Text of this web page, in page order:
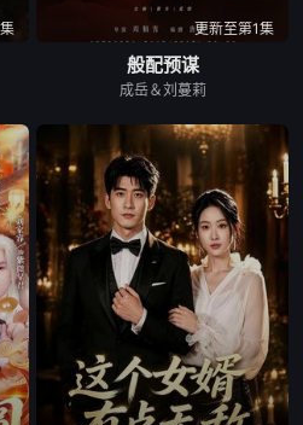
更新至第1集
般配预谋
成岳＆刘蔓莉